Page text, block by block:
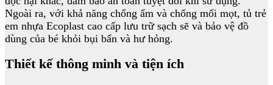
Ngoài ra, với khả năng chống ẩm và chống mối mọt, tủ trẻ
em nhựa Ecoplast cao cấp lưu trữ sạch sẽ và bảo vệ đồ
dùng của bé khỏi bụi bẩn và hư hỏng.
Thiết kế thông minh và tiện ích